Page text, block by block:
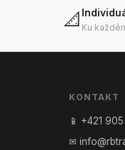
📐 Ku
KONTAKT
📱 +421
✉